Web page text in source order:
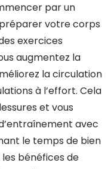
par un
votre corps
exercices
augmentez la
la circulation
à l’effort. Cela
et vous
avec
le temps de bien
bénéfices de